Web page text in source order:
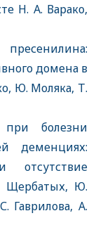
Н. А. Варако,
домена в
Ю. Моляка, Т.
болезни
деменциях:
Щербатых, Ю.
Гаврилова, А.